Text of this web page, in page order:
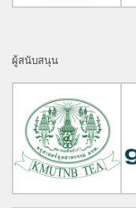
ผู้สนับสนุน